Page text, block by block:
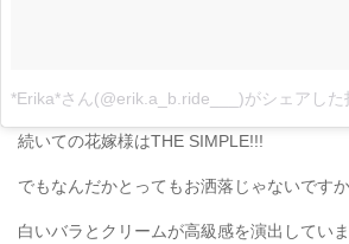
*Erika*さん(@erik.a_b.ride___)がシェアした
続いての花嫁様はTHE SIMPLE!!!
でもなんだかとってもお洒落じゃないです
白いバラとクリームが高級感を演出していま